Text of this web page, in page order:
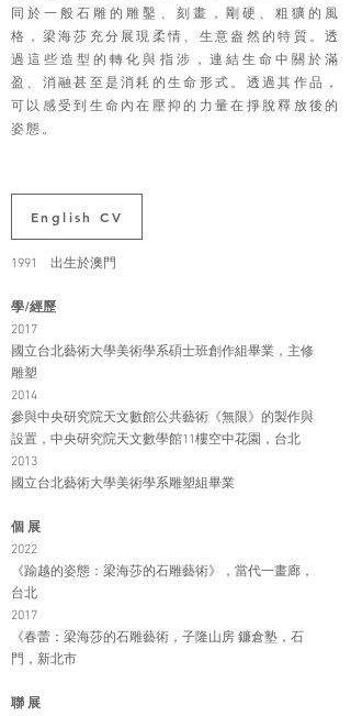
同於一般石雕的雕鑿、刻畫，剛硬、粗獷的風
格，梁海莎充分展現柔情、生意盎然的特質。透
過這些造型的轉化與指涉，連結生命中關於滿
盈、消融甚至是消耗的生命形式。透過其作品，
可以感受到生命內在壓抑的力量在掙脫釋放後的
姿態。
English CV
1991 出生於澳門
學/經歷
2017
國立台北藝術大學美術學系碩士班創作組畢業，主修
雕塑
2014
參與中央研究院天文數館公共藝術《無限》的製作與
設置，中央研究院天文數學館11樓空中花園，台北
2013
國立台北藝術大學美術學系雕塑組畢業
個 展
2022
《踰越的姿態：梁海莎的石雕藝術》，當代一畫廊，
台北
2017
《春蕾：梁海莎的石雕藝術，子隆山房 鐮倉塾，石
門，新北市
聯 展